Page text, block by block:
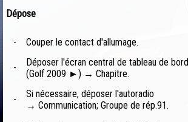
Dépose
- Couper le contact d'allumage.
-
Déposer l'écran central de tableau de bord
(Golf 2009 ►) → Chapitre.
-
Si nécessaire, déposer l'autoradio
→ Communication; Groupe de rép.91.